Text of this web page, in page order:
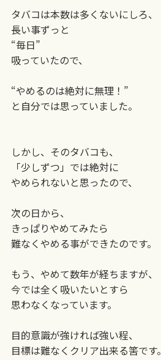
タバコは本数は多くないにしろ、
長い事ずっと
“毎日”
吸っていたので、
“やめるのは絶対に無理！”
と自分では思っていました。
しかし、そのタバコも、
「少しずつ」では絶対に
やめられないと思ったので、
次の日から、
きっぱりやめてみたら
難なくやめる事ができたのです。
もう、やめて数年が経ちますが、
今では全く吸いたいとすら
思わなくなっています。
目的意識が強ければ強い程、
目標は難なくクリア出来る筈です。